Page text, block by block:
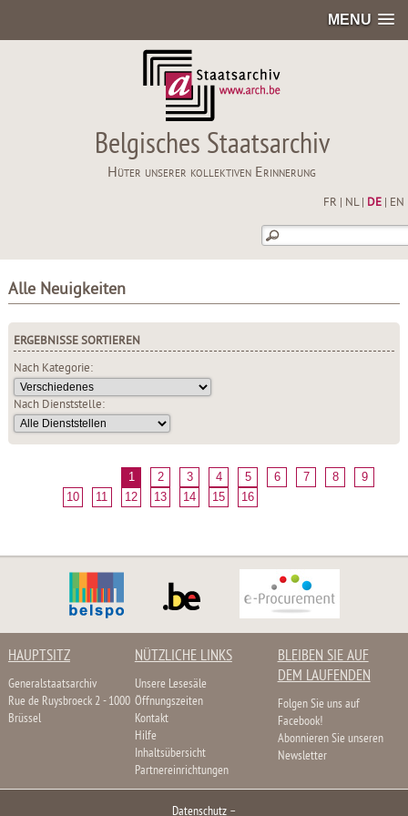
MENU
Belgisches Staatsarchiv
Hüter unserer kollektiven Erinnerung
FR NL| DE| EN
Alle Neuigkeiten
ERGEBNISSE SORTIEREN
Nach Kategorie:
Nach Dienststelle:
1 2 3 4 5 6 7 8
9
10
11 12 13 14 15 16
HAUPTSITZ
Generalstaatsarchiv
Rue de Ruysbroeck 2 - 1000
Brüssel
NÜTZLICHE LINKS
Unsere Lesesäle
Öffnungszeiten
Kontakt
Hilfe
Inhaltsübersicht
Partnereinrichtungen
BLEIBEN SIE AUF
DEM LAUFENDEN
Folgen Sie uns auf
Facebook!
Abonnieren Sie unseren
Newsletter
Datenschutz –